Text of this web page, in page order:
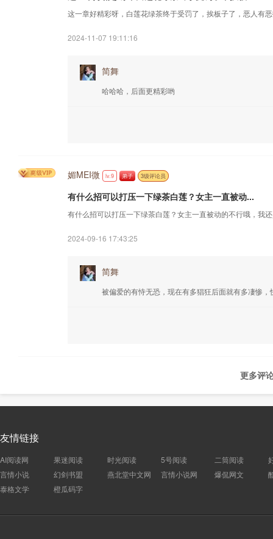
这一章好精彩呀，白莲花绿茶终于受罚了，挨板子了，恶人有
2024-11-07 19:11:16
简舞
哈哈哈，后面更精彩哟
媚MEI微 lv.9 弟子 3级评论员
有什么招可以打压一下绿茶白莲？女主一直被动...
有什么招可以打压一下绿茶白莲？女主一直被动的不行哦，我
2024-09-16 17:43:25
简舞
被偏爱的有恃无恐，现在有多猖狂后面就有多凄惨
更多评
友情链接
AI阅读网 果迷阅读 时光阅读 5号阅读 二筒阅读
言情小说
幻剑书盟 燕北堂中文网 言情小说网 爆侃网文
泰格文学
橙瓜码字